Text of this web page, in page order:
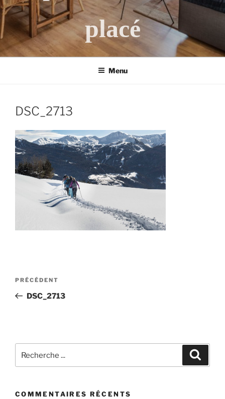
placé
Menu
DSC_2713
Post
Article
précédent
PRÉCÉDENT
DSC_2713
COMMENTAIRES RÉCENTS